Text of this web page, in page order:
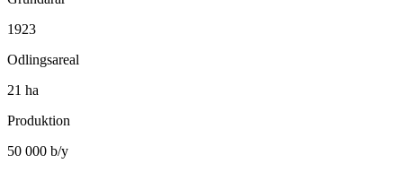
1923
Odlingsareal
21 ha
Produktion
50 000 b/y